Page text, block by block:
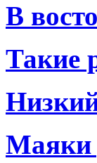
В
Такие
Маяки